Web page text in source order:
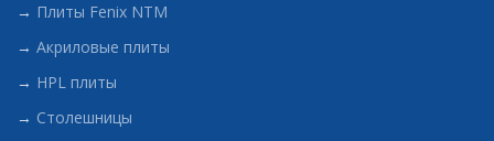
→ Плиты Fenix NTM
→ Акриловые плиты
→ HPL плиты
→ Столешницы